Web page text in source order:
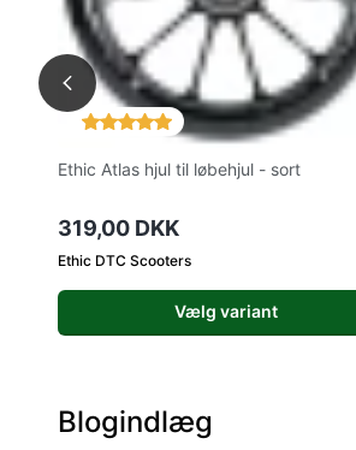
Ethic Atlas hjul til løbehjul - sort
319,00 DKK
Ethic DTC Scooters
Vælg variant
Blogindlæg